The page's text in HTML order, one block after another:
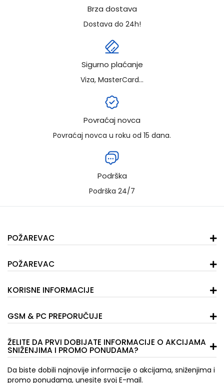
Brza dostava
Dostava do 24h!
Sigurno plaćanje
Viza, MasterCard...
Povraćaj novca
Povraćaj novca u roku od 15 dana.
Podrška
Podrška 24/7
POŽAREVAC
POŽAREVAC
KORISNE INFORMACIJE
GSM & PC PREPORUČUJE
ŽELITE DA PRVI DOBIJATE INFORMACIJE O AKCIJAMA
SNIŽENJIMA I PROMO PONUDAMA?
Da biste dobili najnovije informacije o akcijama, sniženjima i
promo ponudama, unesite svoj E-mail.